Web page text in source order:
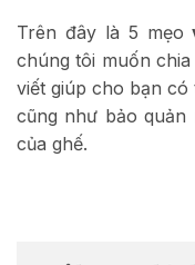
Trên đây là 5 mẹo
chúng tôi muốn
viết giúp cho bạn
cũng như bảo
của ghế.